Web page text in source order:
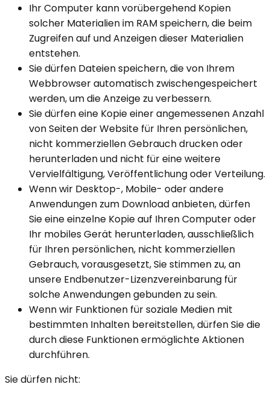
Ihr Computer kann vorübergehend Kopien
solcher Materialien im RAM speichern, die beim
Zugreifen auf und Anzeigen dieser Materialien
entstehen.
Sie dürfen Dateien speichern, die von Ihrem
Webbrowser automatisch zwischengespeichert
werden, um die Anzeige zu verbessern.
Sie dürfen eine Kopie einer angemessenen Anzahl
von Seiten der Website für Ihren persönlichen,
nicht kommerziellen Gebrauch drucken oder
herunterladen und nicht für eine weitere
Vervielfältigung, Veröffentlichung oder Verteilung.
Wenn wir Desktop-, Mobile- oder andere
Anwendungen zum Download anbieten, dürfen
Sie eine einzelne Kopie auf Ihren Computer oder
Ihr mobiles Gerät herunterladen, ausschließlich
für Ihren persönlichen, nicht kommerziellen
Gebrauch, vorausgesetzt, Sie stimmen zu, an
unsere Endbenutzer-Lizenzvereinbarung für
solche Anwendungen gebunden zu sein.
Wenn wir Funktionen für soziale Medien mit
bestimmten Inhalten bereitstellen, dürfen Sie die
durch diese Funktionen ermöglichte Aktionen
durchführen.
Sie dürfen nicht: